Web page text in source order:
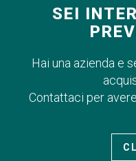
SEI
Hai una azienda e
Contattaci per